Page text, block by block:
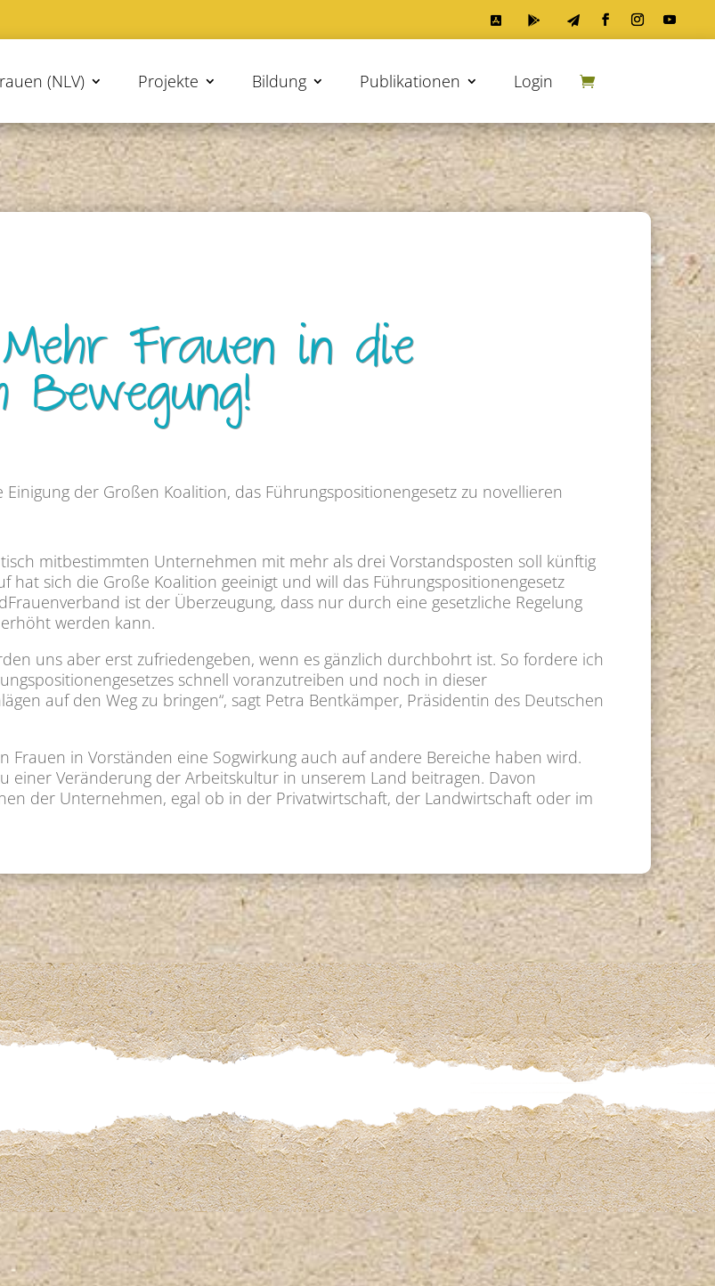



(NLV) Projekte Bildung Publikationen Login
Frauen in die
Bewegung!
der Großen Koalition, das Führungspositionengesetz zu novellieren
mitbestimmten Unternehmen mit mehr als drei Vorstandsposten soll künftig
hat sich die Große Koalition geeinigt und will das Führungspositionengesetz
ist der Überzeugung, dass nur durch eine gesetzliche Regelung
werden kann.
uns aber erst zufriedengeben, wenn es gänzlich durchbohrt ist. So fordere ich
schnell voranzutreiben und noch in dieser
auf den Weg zu bringen“, sagt Petra Bentkämper, Präsidentin des Deutschen
Frauen in Vorständen eine Sogwirkung auch auf andere Bereiche haben wird.
einer Veränderung der Arbeitskultur in unserem Land beitragen. Davon
der Unternehmen, egal ob in der Privatwirtschaft, der Landwirtschaft oder im